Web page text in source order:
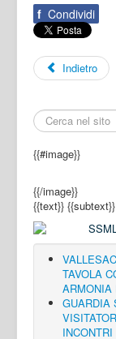
f Condividi
Indietro
{{#image}}
{{/image}}
{{text}} {{subtext}}
TAVOLA
GUARDIA
INCONTRI